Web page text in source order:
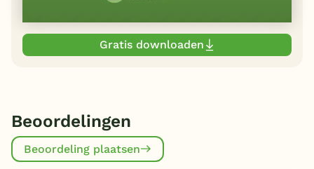
Gratis downloaden
Beoordelingen
Beoordeling plaatsen